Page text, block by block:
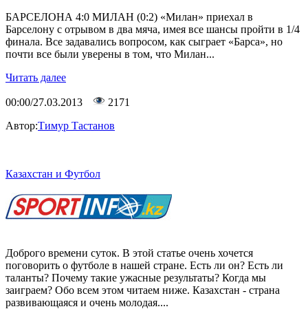
БАРСЕЛОНА 4:0 МИЛАН (0:2) «Милан» приехал в
Барселону с отрывом в два мяча, имея все шансы пройти в 1/4
финала. Все задавались вопросом, как сыграет «Барса», но
почти все были уверены в том, что Милан...
Читать далее
00:00/27.03.2013
2171
Автор:Тимур Тастанов
Казахстан и Футбол
Доброго времени суток. В этой статье очень хочется
поговорить о футболе в нашей стране. Есть ли он? Есть ли
таланты? Почему такие ужасные результаты? Когда мы
заиграем? Обо всем этом читаем ниже. Казахстан - страна
развивающаяся и очень молодая....